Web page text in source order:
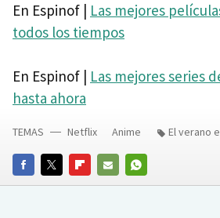
En Espinof | Las mejores
todos los tiempos
En Espinof | Las mejores series
hasta ahora
FACEBOOKTWITTERFLIPBOARD
E-
WHATSAPP
TEMAS Netflix Anime El verano